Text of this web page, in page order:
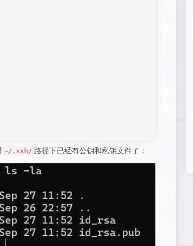
~/.ssh/ 路径下已经有公钥和私钥文件了：